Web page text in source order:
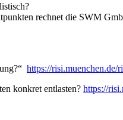
rechnet die SWM
https://risi.muenchen.de/
konkret entlasten? https://